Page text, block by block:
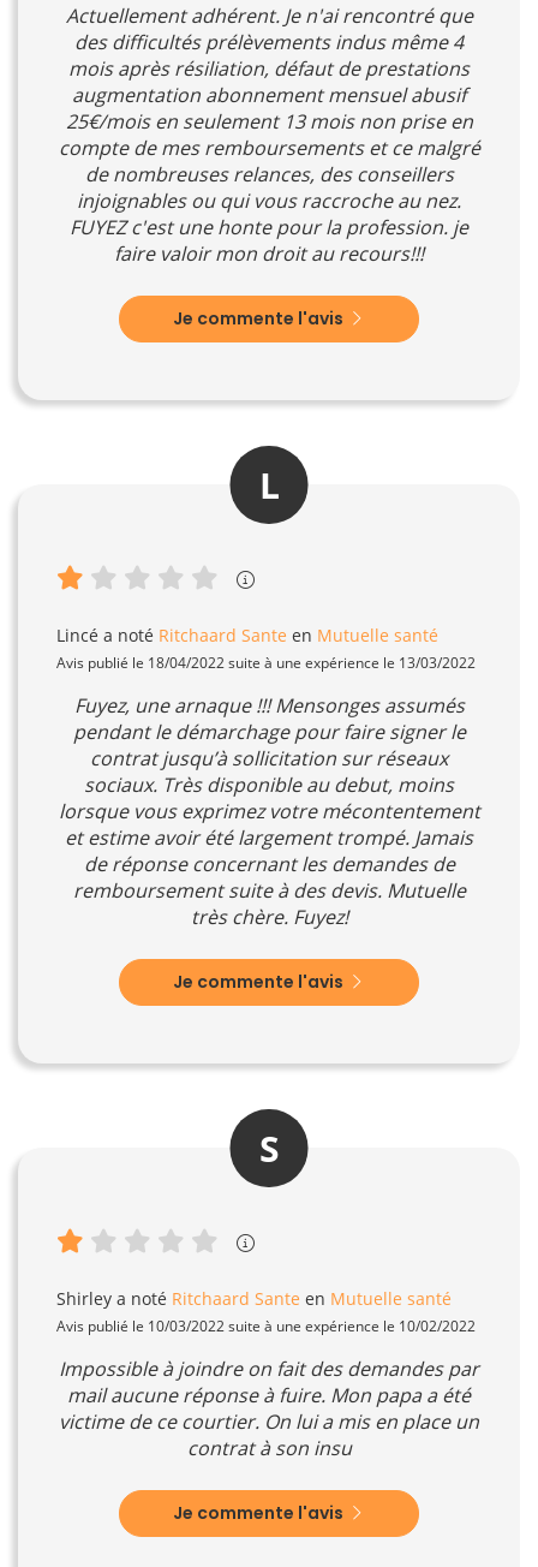
Actuellement adhérent. Je n'ai rencontré que
des difficultés prélèvements indus même 4
mois après résiliation, défaut de prestations
augmentation abonnement mensuel abusif
25€/mois en seulement 13 mois non prise en
compte de mes remboursements et ce malgré
de nombreuses relances, des conseillers
injoignables ou qui vous raccroche au nez.
FUYEZ c'est une honte pour la profession. je
faire valoir mon droit au recours!!!
Je commente l'avis
L
Lincé a noté Ritchaard Sante en Mutuelle santé
Avis publié le 18/04/2022 suite à une expérience le 13/03/2022
Fuyez, une arnaque !!! Mensonges assumés
pendant le démarchage pour faire signer le
contrat jusqu’à sollicitation sur réseaux
sociaux. Très disponible au debut, moins
lorsque vous exprimez votre mécontentement
et estime avoir été largement trompé. Jamais
de réponse concernant les demandes de
remboursement suite à des devis. Mutuelle
très chère. Fuyez!
Je commente l'avis
S
Shirley a noté Ritchaard Sante en Mutuelle santé
Avis publié le 10/03/2022 suite à une expérience le 10/02/2022
Impossible à joindre on fait des demandes par
mail aucune réponse à fuire. Mon papa a été
victime de ce courtier. On lui a mis en place un
contrat à son insu
Je commente l'avis